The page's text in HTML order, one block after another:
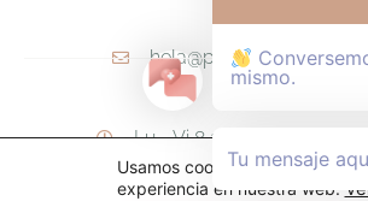
Lu - Vi 8 am a 6 pm - Sa
Usamos cookies para ofrecerte
experiencia en nuestra web.
mismo.